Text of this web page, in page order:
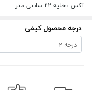
آکس تخلیه 22 سانتی متر
درجه محصول کیفی